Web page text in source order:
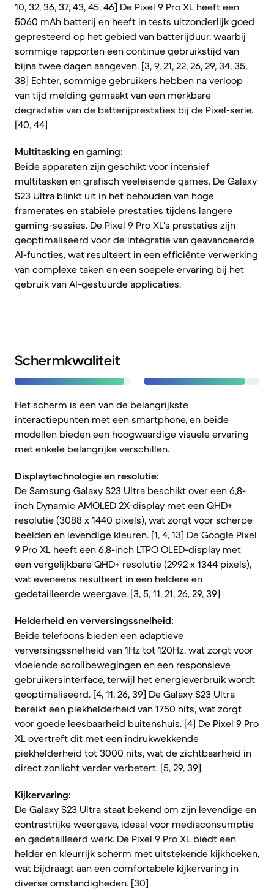
10, 32, 36, 37, 43, 45, 46] De Pixel 9 Pro XL heeft een
5060 mAh batterij en heeft in tests uitzonderlijk goed
gepresteerd op het gebied van batterijduur, waarbij
sommige rapporten een continue gebruikstijd van
bijna twee dagen aangeven. [3, 9, 21, 22, 26, 29, 34, 35,
38] Echter, sommige gebruikers hebben na verloop
van tijd melding gemaakt van een merkbare
degradatie van de batterijprestaties bij de Pixel-serie.
[40, 44]
Multitasking en gaming:
Beide apparaten zijn geschikt voor intensief
multitasken en grafisch veeleisende games. De Galaxy
S23 Ultra blinkt uit in het behouden van hoge
framerates en stabiele prestaties tijdens langere
gaming-sessies. De Pixel 9 Pro XL's prestaties zijn
geoptimaliseerd voor de integratie van geavanceerde
AI-functies, wat resulteert in een efficiënte verwerking
van complexe taken en een soepele ervaring bij het
gebruik van AI-gestuurde applicaties.
Schermkwaliteit
Het scherm is een van de belangrijkste
interactiepunten met een smartphone, en beide
modellen bieden een hoogwaardige visuele ervaring
met enkele belangrijke verschillen.
Displaytechnologie en resolutie:
De Samsung Galaxy S23 Ultra beschikt over een 6,8-
inch Dynamic AMOLED 2X-display met een QHD+
resolutie (3088 x 1440 pixels), wat zorgt voor scherpe
beelden en levendige kleuren. [1, 4, 13] De Google Pixel
9 Pro XL heeft een 6,8-inch LTPO OLED-display met
een vergelijkbare QHD+ resolutie (2992 x 1344 pixels),
wat eveneens resulteert in een heldere en
gedetailleerde weergave. [3, 5, 11, 21, 26, 29, 39]
Helderheid en verversingssnelheid:
Beide telefoons bieden een adaptieve
verversingssnelheid van 1Hz tot 120Hz, wat zorgt voor
vloeiende scrollbewegingen en een responsieve
gebruikersinterface, terwijl het energieverbruik wordt
geoptimaliseerd. [4, 11, 26, 39] De Galaxy S23 Ultra
bereikt een piekhelderheid van 1750 nits, wat zorgt
voor goede leesbaarheid buitenshuis. [4] De Pixel 9 Pro
XL overtreft dit met een indrukwekkende
piekhelderheid tot 3000 nits, wat de zichtbaarheid in
direct zonlicht verder verbetert. [5, 29, 39]
Kijkervaring:
De Galaxy S23 Ultra staat bekend om zijn levendige en
contrastrijke weergave, ideaal voor mediaconsumptie
en gedetailleerd werk. De Pixel 9 Pro XL biedt een
helder en kleurrijk scherm met uitstekende kijkhoeken,
wat bijdraagt aan een comfortabele kijkervaring in
diverse omstandigheden. [30]